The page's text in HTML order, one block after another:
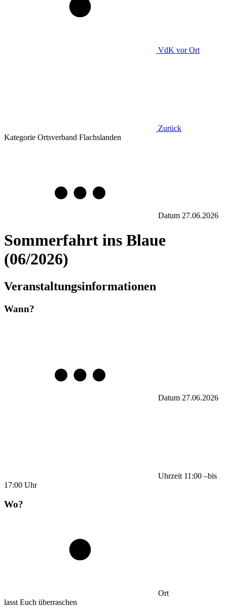
VdK vor Ort
Zurück
Kategorie Ortsverband Flachslanden
Datum 27.06.2026
Sommerfahrt ins Blaue
(06/2026)
Veranstaltungsinformationen
Wann?
Datum 27.06.2026
Uhrzeit 11:00 –bis
17:00 Uhr
Wo?
Ort
lasst Euch überraschen